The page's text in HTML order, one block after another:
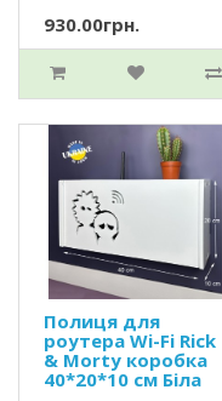
930.00грн.
Полиця для
роутера Wi-Fi Rick
& Morty коробка
40*20*10 см Біла